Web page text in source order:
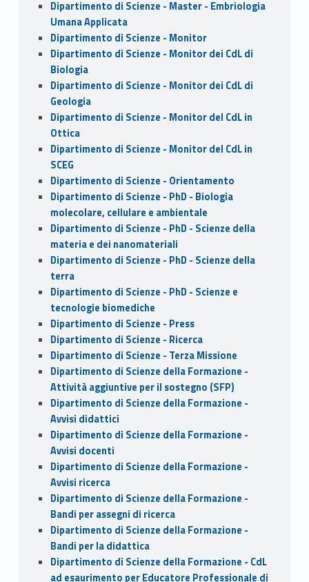
Dipartimento di Scienze - Master - Embriologia
Umana Applicata
Dipartimento di Scienze - Monitor
Dipartimento di Scienze - Monitor dei CdL di
Biologia
Dipartimento di Scienze - Monitor dei CdL di
Geologia
Dipartimento di Scienze - Monitor del CdL in
Ottica
Dipartimento di Scienze - Monitor del CdL in
SCEG
Dipartimento di Scienze - Orientamento
Dipartimento di Scienze - PhD - Biologia
molecolare, cellulare e ambientale
Dipartimento di Scienze - PhD - Scienze della
materia e dei nanomateriali
Dipartimento di Scienze - PhD - Scienze della
terra
Dipartimento di Scienze - PhD - Scienze e
tecnologie biomediche
Dipartimento di Scienze - Press
Dipartimento di Scienze - Ricerca
Dipartimento di Scienze - Terza Missione
Dipartimento di Scienze della Formazione -
Attività aggiuntive per il sostegno (SFP)
Dipartimento di Scienze della Formazione -
Avvisi didattici
Dipartimento di Scienze della Formazione -
Avvisi docenti
Dipartimento di Scienze della Formazione -
Avvisi ricerca
Dipartimento di Scienze della Formazione -
Bandi per assegni di ricerca
Dipartimento di Scienze della Formazione -
Bandi per la didattica
Dipartimento di Scienze della Formazione - CdL
ad esaurimento per Educatore Professionale di